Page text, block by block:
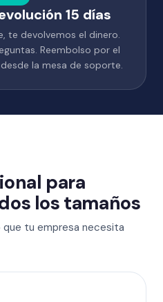
15 días
te devolvemos el dinero.
Reembolso por el
la mesa de soporte.
para
los tamaños
tu empresa necesita